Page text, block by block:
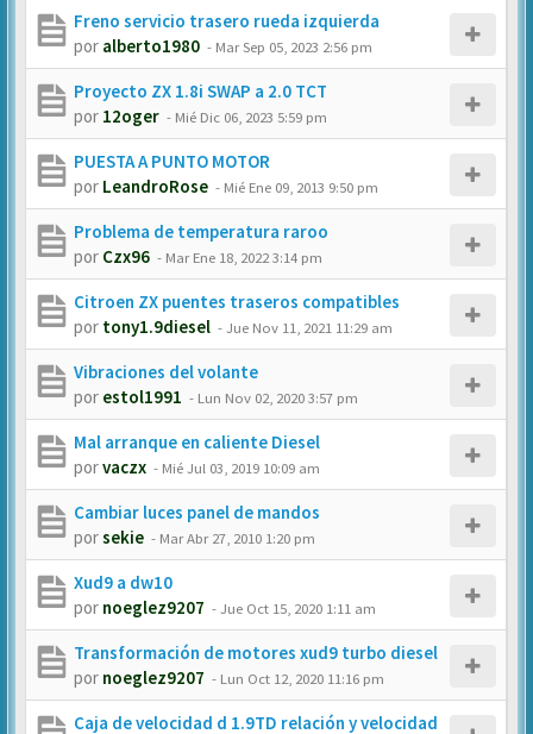
Freno servicio trasero rueda izquierda
por alberto1980 - Mar Sep 05, 2023 2:56 pm
Proyecto ZX 1.8i SWAP a 2.0 TCT
por 12oger - Mié Dic 06, 2023 5:59 pm
PUESTA A PUNTO MOTOR
por LeandroRose - Mié Ene 09, 2013 9:50 pm
Problema de temperatura raroo
por Czx96 - Mar Ene 18, 2022 3:14 pm
Citroen ZX puentes traseros compatibles
por tony1.9diesel -Jue Nov 11, 2021 11:29 am
Vibraciones del volante
por estol1991 - Lun Nov 02, 2020 3:57 pm
Mal arranque en caliente Diesel
porvaczx - Mié Jul 03, 2019 10:09 am
Cambiar luces panel de mandos
porsekie - Mar Abr 27, 2010 1:20 pm
Xud9 a dw10
por noeglez9207 -Jue Oct 15, 2020 1:11 am
Transformación de motores xud9 turbo diesel
por noeglez9207 - Lun Oct 12, 2020 11:16 pm
Caja de velocidad d 1.9TD relación y velocidad